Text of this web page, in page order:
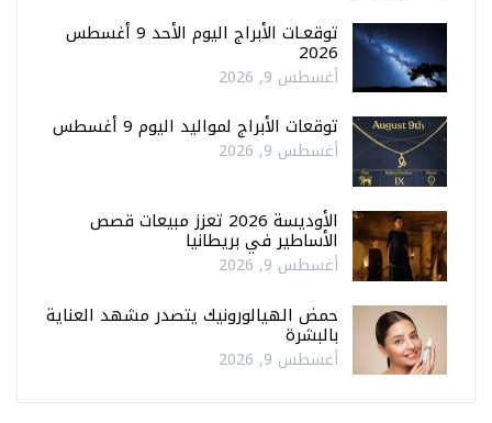
توقعـات الأبراج اليوم الأحد 9 أغسطس
2026
أغسطس 9, 2026
توقعات الأبراج لمواليد اليوم 9 أغسطس
أغسطس 9, 2026
الأوديسة 2026 تعزز مبيعات قصص
الأساطير في بريطانيا
أغسطس 9, 2026
حمض الهيالورونيك يتصدر مشهد العناية
بالبشرة
أغسطس 9, 2026